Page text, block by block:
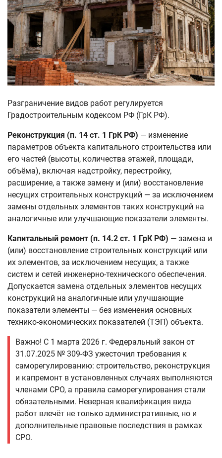
Разграничение видов работ регулируется
Градостроительным кодексом РФ (ГрК РФ).
Реконструкция (п. 14 ст. 1 ГрК РФ) — изменение
параметров объекта капитального строительства или
его частей (высоты, количества этажей, площади,
объёма), включая надстройку, перестройку,
расширение, а также замену и (или) восстановление
несущих строительных конструкций — за исключением
замены отдельных элементов таких конструкций на
аналогичные или улучшающие показатели элементы.
Капитальный ремонт (п. 14.2 ст. 1 ГрК РФ) — замена и
(или) восстановление строительных конструкций или
их элементов, за исключением несущих, а также
систем и сетей инженерно-технического обеспечения.
Допускается замена отдельных элементов несущих
конструкций на аналогичные или улучшающие
показатели элементы — без изменения основных
технико-экономических показателей (ТЭП) объекта.
Важно! С 1 марта 2026 г. Федеральный закон от
31.07.2025 № 309-ФЗ ужесточил требования к
саморегулированию: строительство, реконструкция
и капремонт в установленных случаях выполняются
членами СРО, а правила саморегулирования стали
обязательными. Неверная квалификация вида
работ влечёт не только административные, но и
дополнительные правовые последствия в рамках
СРО.